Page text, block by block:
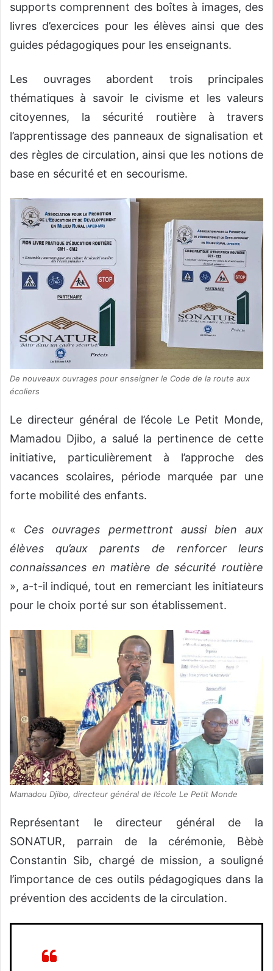
supports comprennent des boîtes à images, des
livres d’exercices pour les élèves ainsi que des
guides pédagogiques pour les enseignants.
Les ouvrages abordent trois principales
thématiques à savoir le civisme et les valeurs
citoyennes, la sécurité routière à travers
l’apprentissage des panneaux de signalisation et
des règles de circulation, ainsi que les notions de
base en sécurité et en secourisme.
De nouveaux ouvrages pour enseigner le Code de la route aux
écoliers
Le directeur général de l’école Le Petit Monde,
Mamadou Djibo, a salué la pertinence de cette
initiative, particulièrement à l’approche des
vacances scolaires, période marquée par une
forte mobilité des enfants.
« Ces ouvrages permettront aussi bien aux
élèves qu’aux parents de renforcer leurs
connaissances en matière de sécurité routière
», a-t-il indiqué, tout en remerciant les initiateurs
pour le choix porté sur son établissement.
Mamadou Djibo, directeur général de l’école Le Petit Monde
Représentant le directeur général de la
SONATUR, parrain de la cérémonie, Bèbè
Constantin Sib, chargé de mission, a souligné
l’importance de ces outils pédagogiques dans la
prévention des accidents de la circulation.